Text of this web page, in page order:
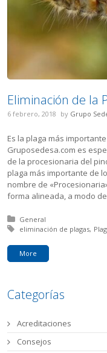
Eliminación de la
6 febrero, 2018 by Grupo
Es la plaga más
Gruposedesa.com es
de la procesionaria del
plaga más importante de
nombre de
forma alineada, a modo
Posted in:
General
Tagged with:
eliminación de plagas
More
Categorías
Acreditaciones
Consejos